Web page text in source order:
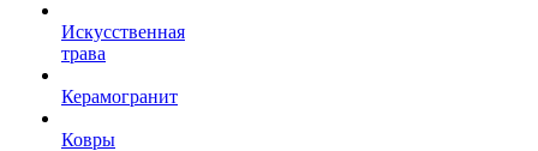
Искусственная
трава
Керамогранит
Ковры